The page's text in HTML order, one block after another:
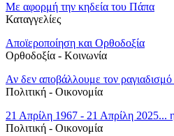
Με αφορμή την κηδεία του Πάπα
Καταγγελίες
Αποϊεροποίηση και Ορθοδοξία
Ορθοδοξία - Κοινωνία
Αν δεν αποβάλλουμε τον
Πολιτική - Oικονομία
21 Απρίλη 1967 - 21 Απρίλη 2025...
Πολιτική - Oικονομία